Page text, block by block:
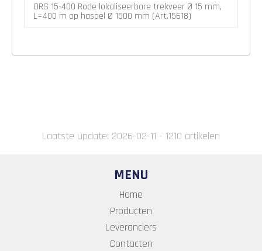
ORS 15-400 Rode lokaliseerbare trekveer Ø 15 mm,
L=400 m op haspel Ø 1500 mm (Art.15618)
Laatste update: 2026-02-11 - 1210 artikelen
MENU
Home
Producten
Leveranciers
Contacten